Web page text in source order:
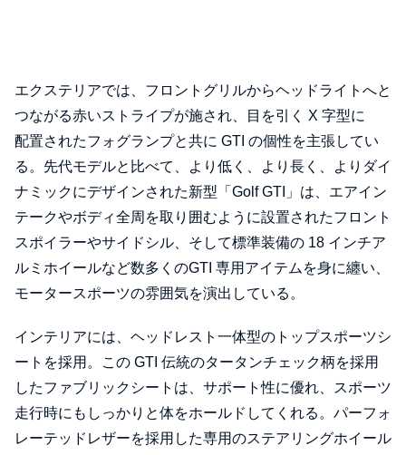
エクステリアでは、フロントグリルからヘッドライトへと
つながる赤いストライプが施され、目を引く X 字型に
配置されたフォグランプと共に GTI の個性を主張してい
る。先代モデルと比べて、より低く、より長く、よりダイ
ナミックにデザインされた新型「Golf GTI」は、エアイン
テークやボディ全周を取り囲むように設置されたフロント
スポイラーやサイドシル、そして標準装備の 18 インチア
ルミホイールなど数多くのGTI 専用アイテムを身に纏い、
モータースポーツの雰囲気を演出している。
インテリアには、ヘッドレスト一体型のトップスポーツシ
ートを採用。この GTI 伝統のタータンチェック柄を採用
したファブリックシートは、サポート性に優れ、スポーツ
走行時にもしっかりと体をホールドしてくれる。パーフォ
レーテッドレザーを採用した専用のステアリングホイール